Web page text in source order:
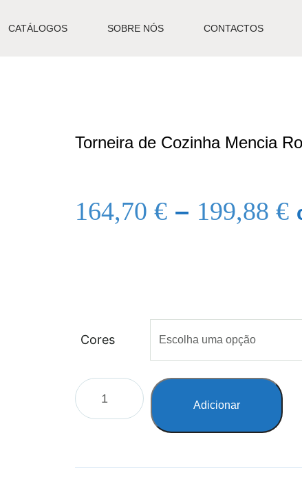
CATÁLOGOS SOBRE NÓS CONTACTOS
Torneira de Cozinha Mencia
164,70 € – 199,88 €
Cores
Adicionar